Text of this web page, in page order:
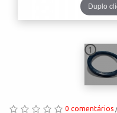
1
Duplo
0 comentários